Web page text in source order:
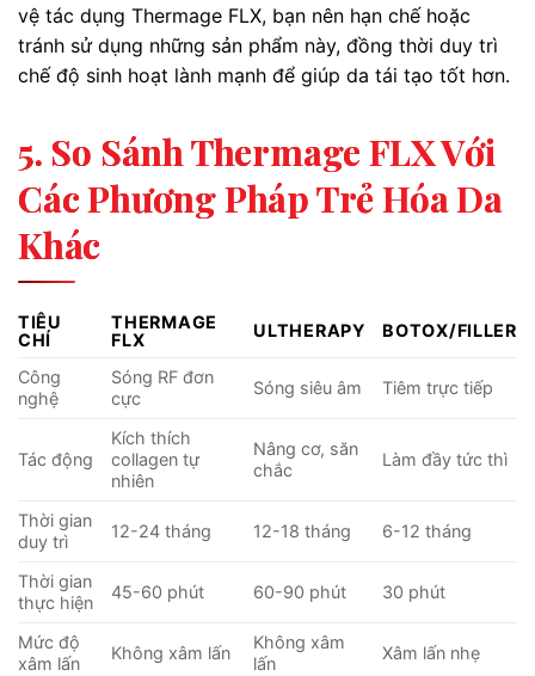
vệ tác dụng Thermage FLX, bạn nên hạn chế hoặc
tránh sử dụng những sản phẩm này, đồng thời duy trì
chế độ sinh hoạt lành mạnh để giúp da tái tạo tốt hơn.
5. So Sánh Thermage FLX Với
Các Phương Pháp Trẻ Hóa Da
Khác
TIÊU
CHÍ
THERMAGE
FLX
ULTHERAPY BOTOX/FILLER
Công
nghệ
Sóng RF đơn
cực
Sóng siêu âm Tiêm trực tiếp
Tác động
Kích thích
collagen tự
nhiên
Nâng cơ, săn
chắc
Làm đầy tức thì
Thời gian
duy trì
12-24 tháng 12-18 tháng 6-12 tháng
Thời gian
thực hiện
45-60 phút 60-90 phút 30 phút
Mức độ
xâm lấn
Không xâm lấn
Không xâm
lấn
Xâm lấn nhẹ